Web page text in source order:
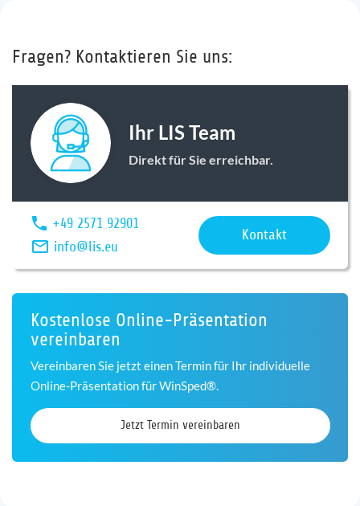
Fragen? Kontaktieren Sie uns:
Ihr LIS Team
Direkt für Sie erreichbar.
+49 2571 92901
info@lis.eu
Kontakt
Kostenlose Online-Präsentation
vereinbaren
Vereinbaren Sie jetzt einen Termin für Ihr individuelle
Online-Präsentation für WinSped®.
Jetzt Termin vereinbaren